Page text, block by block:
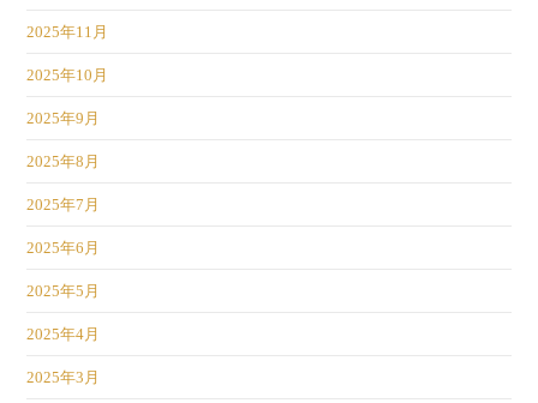
2025年11月
2025年10月
2025年9月
2025年8月
2025年7月
2025年6月
2025年5月
2025年4月
2025年3月